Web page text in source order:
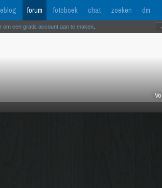
forum fotoboek chat zoeken dm
om een gratis account aan te maken